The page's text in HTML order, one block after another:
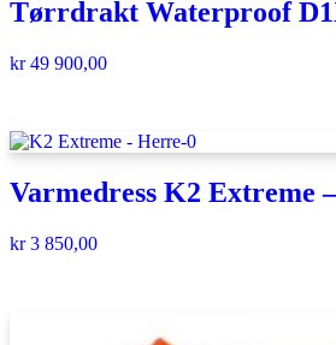
Tørrdrakt Waterproof
kr49 900,00
Varmedress K2 Extreme
kr3 850,00